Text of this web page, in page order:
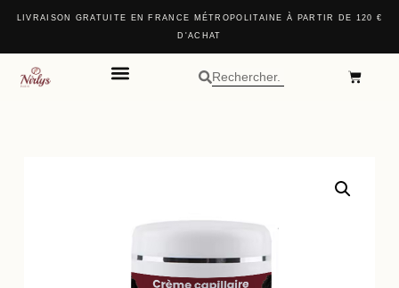
LIVRAISON GRATUITE EN FRANCE MÉTROPOLITAINE À PARTIR DE 120 €
D'ACHAT